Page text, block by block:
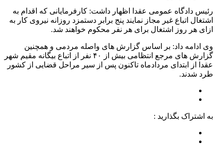
رئیس دادگاه عمومی عقدا اظهار داشت: کارفرمایانی که اقدام به
اشتغال اتباع غیر مجاز نمایند پنج برابر دستمزد روزانه نیروی کار به
ازای هر روز اشتغال برای هر نفر محکوم خواهند شد.
وی ادامه داد: بر اساس گزارش های واصله مردمی و همچنین
گزارش های مرجع انتظامی بیش از ۴۰ نفر از اتباع بیگانه مقیم شهر
عقدا از ابتدای مردادماه تاکنون پس از سیر مراحل قضایی از کشور
طرد شدند.
به اشتراک بگذارید :